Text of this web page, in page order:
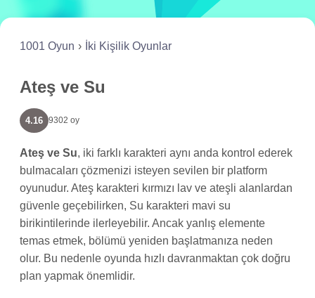
1001 Oyun İki Kişilik Oyunlar
Ateş ve Su
4.16 9302 oy
Ateş ve Su, iki farklı karakteri aynı anda kontrol ederek
bulmacaları çözmenizi isteyen sevilen bir platform
oyunudur. Ateş karakteri kırmızı lav ve ateşli alanlardan
güvenle geçebilirken, Su karakteri mavi su
birikintilerinde ilerleyebilir. Ancak yanlış elemente
temas etmek, bölümü yeniden başlatmanıza neden
olur. Bu nedenle oyunda hızlı davranmaktan çok doğru
plan yapmak önemlidir.